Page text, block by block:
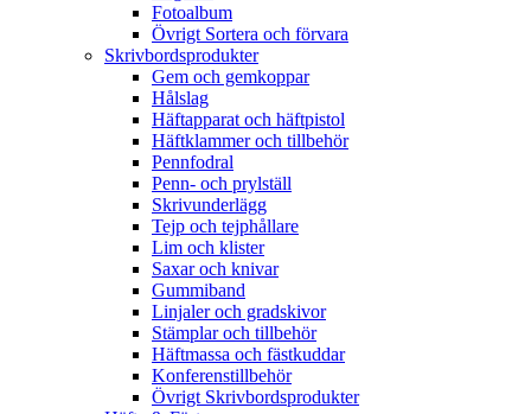
Fotoalbum
Övrigt Sortera och förvara
Skrivbordsprodukter
Gem och gemkoppar
Hålslag
Häftapparat och häftpistol
Häftklammer och tillbehör
Pennfodral
Penn- och prylställ
Skrivunderlägg
Tejp och tejphållare
Lim och klister
Saxar och knivar
Gummiband
Linjaler och gradskivor
Stämplar och tillbehör
Häftmassa och fästkuddar
Konferenstillbehör
Övrigt Skrivbordsprodukter